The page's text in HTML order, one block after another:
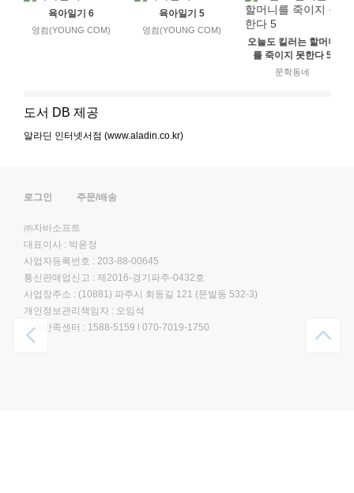
육아일기 6
영컴(YOUNG COM)
육아일기 5
영컴(YOUNG COM)
오늘도 킬러는 할머니
를 죽이지 못한다 5
문학동네
도서 DB 제공
알라딘 인터넷서점 (www.aladin.co.kr)
로그인 주문/배송
㈜자바소프트
대표이사 : 박윤정
사업자등록번호 : 203-88-00645
통신판매업신고 : 제2016-경기파주-0432호
사업장주소 : (10881) 파주시 회동길 121 (문발동 532-3)
개인정보관리책임자 : 오임석
고객만족센터 : 1588-5159 070-7019-1750